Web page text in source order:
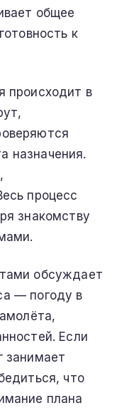
общее
к
происходит в
назначения.
процесс
знакомству
обсуждает
— погоду в
Если
занимает
что
плана